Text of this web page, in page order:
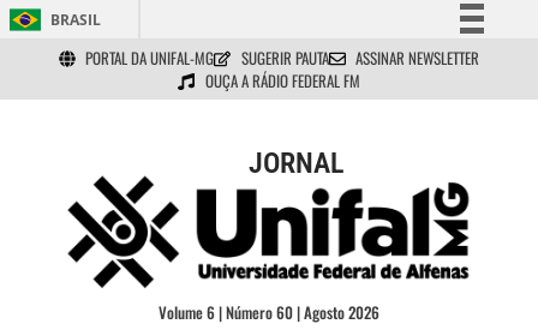
BRASIL
Simplifique!
Comunica BR
Acesso à informação
Legislação
Canais
PORTAL DA UNIFAL-MG SUGERIR PAUTA
ASSINAR NEWSLETTER
OUÇA A RÁDIO FEDERAL FM
JORNAL
Volume 6 | Número 60 | Agosto 2026